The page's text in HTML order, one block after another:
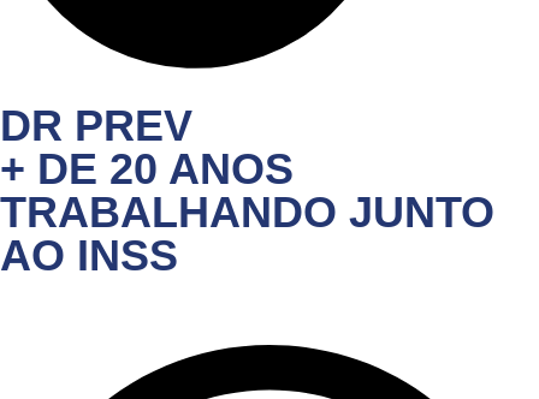
DR PREV
+ DE 20 ANOS
TRABALHANDO JUNTO
AO INSS